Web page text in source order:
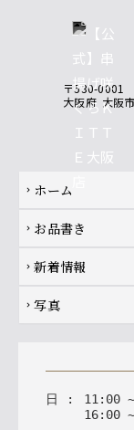
〒530-0001
大阪府 大阪
Footer navigation
chevron_right ホーム
chevron_right お品書き
chevron_right 新着情報
chevron_right 写真
日 : 11: 00
16: 00